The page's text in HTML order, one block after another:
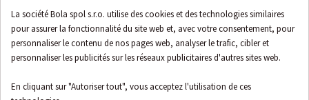
La société Bola spol s.r.o. utilise des cookies et des technologies similaires
pour assurer la fonctionnalité du site web et, avec votre consentement, pour
personnaliser le contenu de nos pages web, analyser le trafic, cibler et
personnaliser les publicités sur les réseaux publicitaires d'autres sites web.
En cliquant sur "Autoriser tout", vous acceptez l'utilisation de ces
Guide